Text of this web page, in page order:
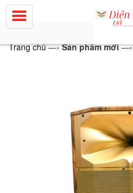
Trang chủ—› Sản phẩm mới—›